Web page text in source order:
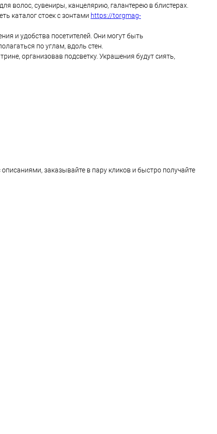
волос, сувениры, канцелярию, галантерею в блистерах.
каталог стоек с зонтами https://torgmag-
и удобства посетителей. Они могут быть
по углам, вдоль стен.
организовав подсветку. Украшения будут сиять,
заказывайте в пару кликов и быстро получайте